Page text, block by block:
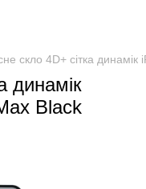
скло 4D+ сітка
динамік
Black